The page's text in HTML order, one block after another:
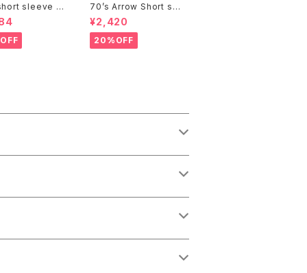
sleeve C
70’s Arrow Short sl
eeve shirts
¥2,420
20%OFF